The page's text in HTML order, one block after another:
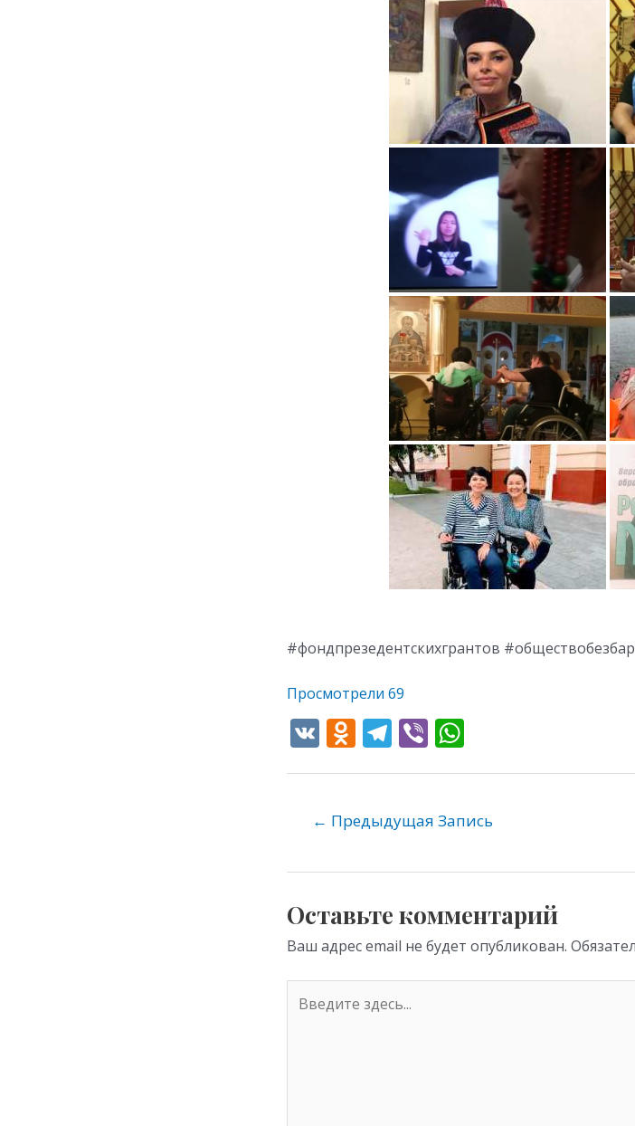
#фондпрезедентскихгрантов
Просмотрели 69
V O
o
as
s
ni
ki
T
gr
m
Vi
s
p
p
← Предыдущая Запись
Оставьте комментарий
Ваш адрес email не будет опубликован.
здесь...